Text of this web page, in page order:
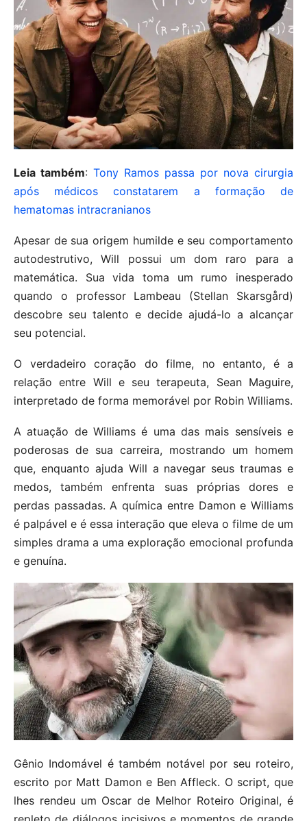
Leia também: Tony Ramos passa por nova cirurgia
após médicos constatarem a formação de
hematomas intracranianos
Apesar de sua origem humilde e seu comportamento
autodestrutivo, Will possui um dom raro para a
matemática. Sua vida toma um rumo inesperado
quando o professor Lambeau (Stellan Skarsgård)
descobre seu talento e decide ajudá-lo a alcançar
seu potencial.
O verdadeiro coração do filme, no entanto, é a
relação entre Will e seu terapeuta, Sean Maguire,
interpretado de forma memorável por Robin Williams.
A atuação de Williams é uma das mais sensíveis e
poderosas de sua carreira, mostrando um homem
que, enquanto ajuda Will a navegar seus traumas e
medos, também enfrenta suas próprias dores e
perdas passadas. A química entre Damon e Williams
é palpável e é essa interação que eleva o filme de um
simples drama a uma exploração emocional profunda
e genuína.
Gênio Indomável é também notável por seu roteiro,
escrito por Matt Damon e Ben Affleck. O script, que
lhes rendeu um Oscar de Melhor Roteiro Original, é